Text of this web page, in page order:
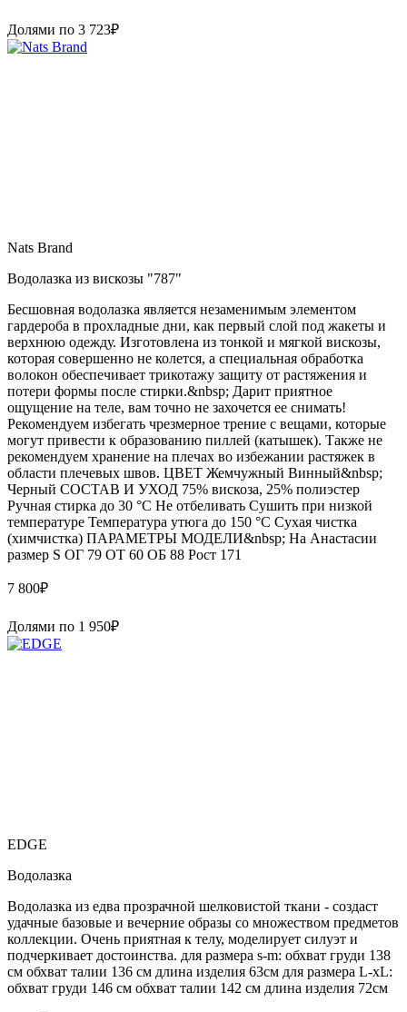
Долями по 3 723₽
Nats Brand
Водолазка из вискозы "787"
Бесшовная водолазка является незаменимым элементом
гардероба в прохладные дни, как первый слой под жакеты и
верхнюю одежду. Изготовлена из тонкой и мягкой вискозы,
которая совершенно не колется, а специальная обработка
волокон обеспечивает трикотажу защиту от растяжения и
потери формы после стирки.&nbsp; Дарит приятное
ощущение на теле, вам точно не захочется ее снимать!
Рекомендуем избегать чрезмерное трение с вещами, которые
могут привести к образованию пиллей (катышек). Также не
рекомендуем хранение на плечах во избежании растяжек в
области плечевых швов. ЦВЕТ Жемчужный Винный&nbsp;
Черный СОСТАВ И УХОД 75% вискоза, 25% полиэстер
Ручная стирка до 30 °C Не отбеливать Сушить при низкой
температуре Температура утюга до 150 °C Сухая чистка
(химчистка) ПАРАМЕТРЫ МОДЕЛИ&nbsp; На Анастасии
размер S ОГ 79 ОТ 60 ОБ 88 Рост 171
7 800₽
Долями по 1 950₽
EDGE
Водолазка
Водолазка из едва прозрачной шелковистой ткани - создаст
удачные базовые и вечерние образы со множеством предметов
коллекции. Очень приятная к телу, моделирует силуэт и
подчеркивает достоинства. для размера s-m: обхват груди 138
см обхват талии 136 см длина изделия 63см для размера L-xL:
обхват груди 146 см обхват талии 142 см длина изделия 72см